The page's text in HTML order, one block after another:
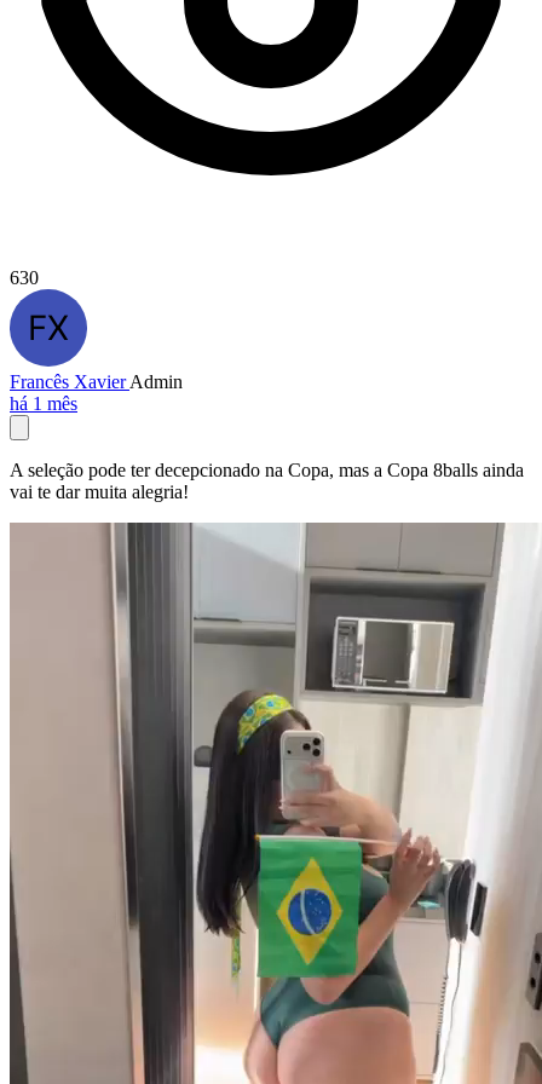
630
Francês XavierAdmin
há 1 mês
A seleção pode ter decepcionado na Copa, mas a Copa 8balls ainda
vai te dar muita alegria!